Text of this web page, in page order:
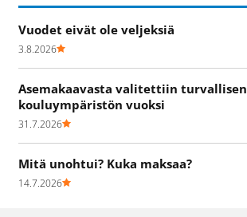
Vuodet eivät ole veljeksiä
3.8.2026
Asemakaavasta valitettiin turvallisen
kouluympäristön vuoksi
31.7.2026
Mitä unohtui? Kuka maksaa?
14.7.2026